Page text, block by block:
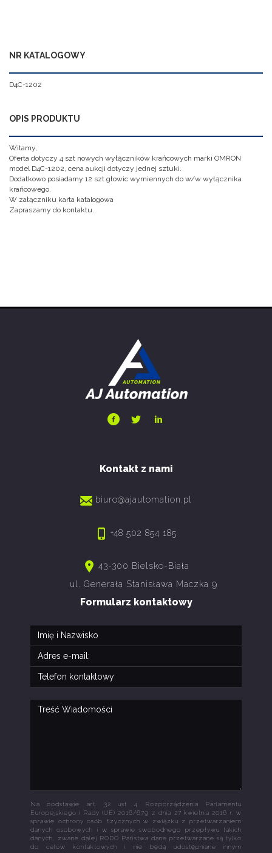
NR KATALOGOWY
D4C-1202
OPIS PRODUKTU
Witamy,
Oferta dotyczy 4 szt nowych wyłączników krańcowych marki OMRON
model D4C-1202, cena aukcji dotyczy jednej sztuki.
Dodatkowo posiadamy 12 szt głowic wymiennych do w/w wyłącznika
krańcowego.
W załączniku karta katalogowa
Zapraszamy do kontaktu.
Kontakt z nami
biuro@ajautomation.pl
+48 502 854 185
43-300 Bielsko-Biała
ul. Generała Stanisława Maczka 9
Formularz kontaktowy
Na podstawie art. 32 ust 4 Rozporządzenia Parlamentu
Europejskiego i Rady (UE) 2016/679 z dnia 27 kwietnia 2016 r. w
sprawie ochrony osób fizycznych w związku z przetwarzaniem
danych osobowych i w sprawie swobodnego przepływu takich
danych, zwane dalej RODO Państwa dane przetwarzane są tylko
do celów kontaktowych i nie będą udostępniane innym